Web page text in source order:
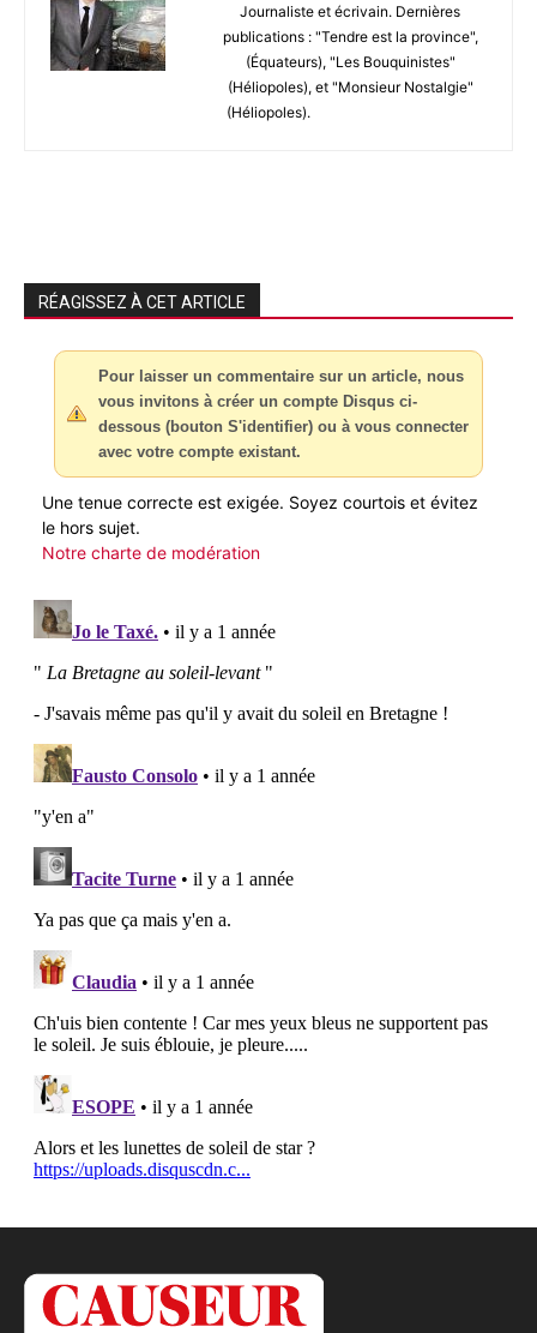
Journaliste et écrivain. Dernières
publications : "Tendre est la province",
(Équateurs), "Les Bouquinistes"
(Héliopoles), et "Monsieur Nostalgie"
(Héliopoles).
RÉAGISSEZ À CET ARTICLE
Pour laisser un commentaire sur un article, nous
vous invitons à créer un compte Disqus ci-
dessous (bouton S'identifier) ou à vous connecter
avec votre compte existant.
Une tenue correcte est exigée. Soyez courtois et évitez
le hors sujet.
Notre charte de modération